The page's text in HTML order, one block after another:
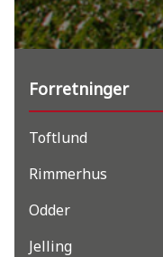
Forretninger
Toftlund
Rimmerhus
Odder
Jelling